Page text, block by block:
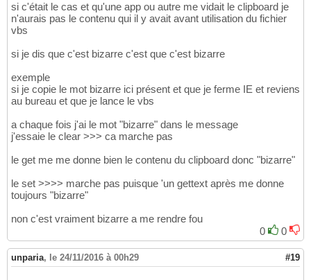
si c'était le cas et qu'une app ou autre me vidait le clipboard je
n'aurais pas le contenu qui il y avait avant utilisation du fichier
vbs
si je dis que c'est bizarre c'est que c'est bizarre
exemple
si je copie le mot bizarre ici présent et que je ferme IE et reviens
au bureau et que je lance le vbs
a chaque fois j'ai le mot "bizarre" dans le message
j'essaie le clear >>> ca marche pas
le get me me donne bien le contenu du clipboard donc "bizarre"
le set >>>> marche pas puisque 'un gettext après me donne
toujours "bizarre"
non c'est vraiment bizarre a me rendre fou
0
0
unparia, le 24/11/2016 à 00h29 #19